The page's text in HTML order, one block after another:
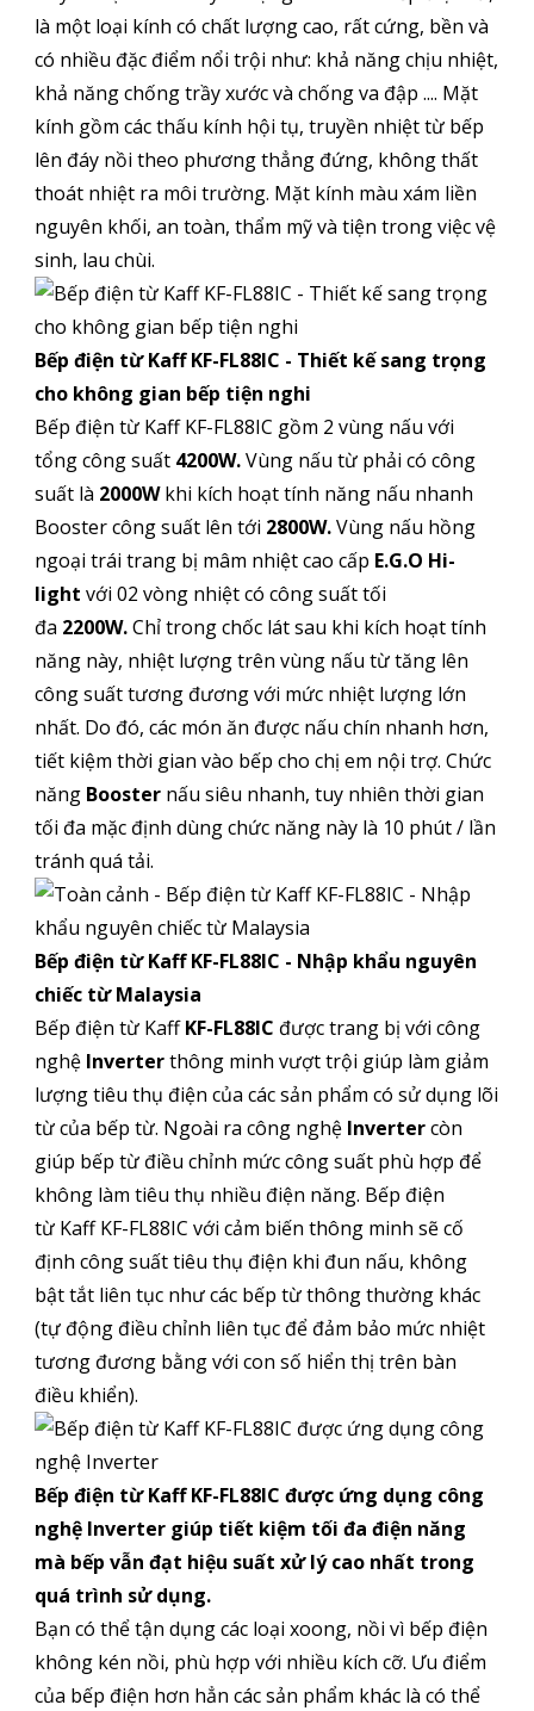
là một loại kính có chất lượng cao, rất cứng, bền và
có nhiều đặc điểm nổi trội như: khả năng chịu nhiệt,
khả năng chống trầy xước và chống va đập .... Mặt
kính gồm các thấu kính hội tụ, truyền nhiệt từ bếp
lên đáy nồi theo phương thẳng đứng, không thất
thoát nhiệt ra môi trường. Mặt kính màu xám liền
nguyên khối, an toàn, thẩm mỹ và tiện trong việc vệ
sinh, lau chùi.
Bếp điện từ Kaff KF-FL88IC - Thiết kế sang trọng
cho không gian bếp tiện nghi
Bếp điện từ Kaff KF-FL88IC gồm 2 vùng nấu với
tổng công suất 4200W.Vùng nấu từ phải có công
suất là 2000Wkhi kích hoạt tính năng nấu nhanh
Booster công suất lên tới 2800W.Vùng nấu hồng
ngoại trái trang bị mâm nhiệt cao cấp E.G.O Hi-
light với 02 vòng nhiệt có công suất tối
đa 2200W.Chỉ trong chốc lát sau khi kích hoạt tính
năng này, nhiệt lượng trên vùng nấu từ tăng lên
công suất tương đương với mức nhiệt lượng lớn
nhất. Do đó, các món ăn được nấu chín nhanh hơn,
tiết kiệm thời gian vào bếp cho chị em nội trợ. Chức
năng Boosternấu siêu nhanh, tuy nhiên thời gian
tối đa mặc định dùng chức năng này là 10 phút / lần
tránh quá tải.
Bếp điện từ Kaff KF-FL88IC - Nhập khẩu nguyên
chiếc từ Malaysia
Bếp điện từ KaffKF-FL88IC được trang bị với công
nghệ Inverterthông minh vượt trội giúp làm giảm
lượng tiêu thụ điện của các sản phẩm có sử dụng lõi
từ của bếp từ. Ngoài ra công nghệ Invertercòn
giúp bếp từ điều chỉnh mức công suất phù hợp để
không làm tiêu thụ nhiều điện năng. Bếp điện
từ Kaff KF-FL88IC với cảm biến thông minh sẽ cố
định công suất tiêu thụ điện khi đun nấu, không
bật tắt liên tục như các bếp từ thông thường khác
(tự động điều chỉnh liên tục để đảm bảo mức nhiệt
tương đương bằng với con số hiển thị trên bàn
điều khiển).
Bếp điện từ Kaff KF-FL88IC được ứng dụng công
nghệ Inverter giúp tiết kiệm tối đa điện năng
mà bếp vẫn đạt hiệu suất xử lý cao nhất trong
quá trình sử dụng.
Bạn có thể tận dụng các loại xoong, nồi vì bếp điện
không kén nồi, phù hợp với nhiều kích cỡ. Ưu điểm
của bếp điện hơn hẳn các sản phẩm khác là có thể